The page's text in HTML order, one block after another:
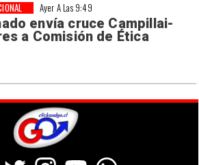
Ayer A Las 9:49
envía cruce Campillai-
a Comisión de Ética